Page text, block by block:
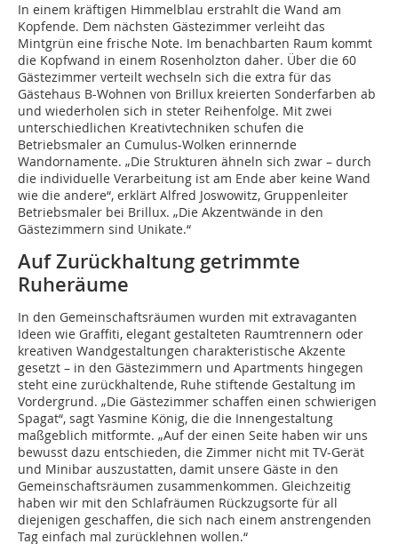
In einem kräftigen Himmelblau erstrahlt die Wand am
Kopfende. Dem nächsten Gästezimmer verleiht das
Mintgrün eine frische Note. Im benachbarten Raum kommt
die Kopfwand in einem Rosenholzton daher. Über die 60
Gästezimmer verteilt wechseln sich die extra für das
Gästehaus B-Wohnen von Brillux kreierten Sonderfarben ab
und wiederholen sich in steter Reihenfolge. Mit zwei
unterschiedlichen Kreativtechniken schufen die
Betriebsmaler an Cumulus-Wolken erinnernde
Wandornamente. „Die Strukturen ähneln sich zwar – durch
die individuelle Verarbeitung ist am Ende aber keine Wand
wie die andere“, erklärt Alfred Joswowitz, Gruppenleiter
Betriebsmaler bei Brillux. „Die Akzentwände in den
Gästezimmern sind Unikate.“
Auf Zurückhaltung getrimmte
Ruheräume
In den Gemeinschaftsräumen wurden mit extravaganten
Ideen wie Graffiti, elegant gestalteten Raumtrennern oder
kreativen Wandgestaltungen charakteristische Akzente
gesetzt – in den Gästezimmern und Apartments hingegen
steht eine zurückhaltende, Ruhe stiftende Gestaltung im
Vordergrund. „Die Gästezimmer schaffen einen schwierigen
Spagat“, sagt Yasmine König, die die Innengestaltung
maßgeblich mitformte. „Auf der einen Seite haben wir uns
bewusst dazu entschieden, die Zimmer nicht mit TV-Gerät
und Minibar auszustatten, damit unsere Gäste in den
Gemeinschaftsräumen zusammenkommen. Gleichzeitig
haben wir mit den Schlafräumen Rückzugsorte für all
diejenigen geschaffen, die sich nach einem anstrengenden
Tag einfach mal zurücklehnen wollen.“